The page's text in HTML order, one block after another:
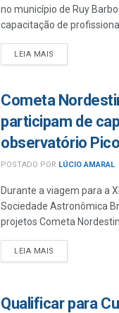
no município de Ruy
capacitação de
LEIA MAIS
Cometa
participam de
observatório
POSTADO POR LÚCIO AMARAL
Durante a viagem para a
Sociedade Astronômica
projetos Cometa
LEIA MAIS
Qualificar para